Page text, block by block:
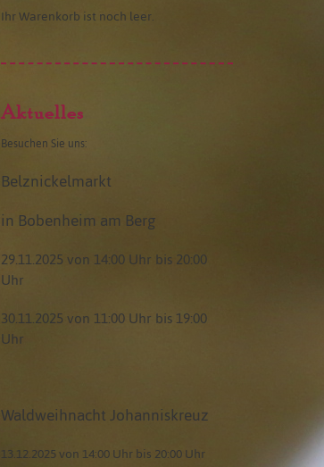
Ihr Warenkorb ist noch leer.
Aktuelles
Besuchen Sie uns:
Belznickelmarkt
in Bobenheim am Berg
29.11.2025 von 14:00 Uhr bis 20:00
Uhr
30.11.2025 von 11:00 Uhr bis 19:00
Uhr
Waldweihnacht Johanniskreuz
13.12.2025 von 14:00 Uhr bis 20:00 Uhr